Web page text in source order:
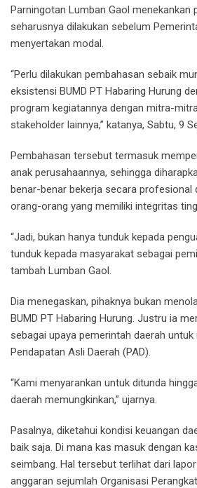
Parningotan Lumban Gaol menekankan
seharusnya dilakukan sebelum
menyertakan modal.
“Perlu dilakukan pembahasan sebaik
eksistensi BUMD PT Habaring Hurung
program kegiatannya dengan mitra-
stakeholder lainnya,” katanya, Sabtu, 9
Pembahasan tersebut termasuk
anak perusahaannya, sehingga
benar-benar bekerja secara profesional
orang-orang yang memiliki integritas
“Jadi, bukan hanya tunduk kepada
tunduk kepada masyarakat sebagai
tambah Lumban Gaol.
Dia menegaskan, pihaknya bukan
BUMD PT Habaring Hurung. Justru ia
sebagai upaya pemerintah daerah
Pendapatan Asli Daerah (PAD).
“Kami menyarankan untuk ditunda
daerah memungkinkan,” ujarnya.
Pasalnya, diketahui kondisi keuangan
baik saja. Di mana kas masuk dengan
seimbang. Hal tersebut terlihat dari
anggaran sejumlah Organisasi